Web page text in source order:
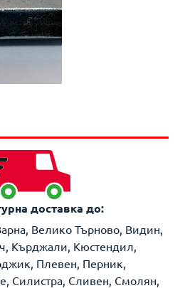
доставка до:
Велико Търново, Видин,
Кърджали, Кюстендил,
Плевен, Перник,
Силистра, Сливен, Смолян,